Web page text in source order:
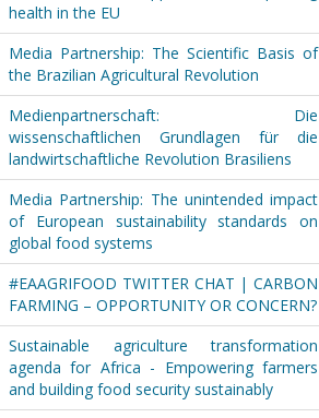
health in the EU
Media Partnership: The Scientific Basis of
the Brazilian Agricultural Revolution
Medienpartnerschaft: Die
wissenschaftlichen Grundlagen für die
landwirtschaftliche Revolution Brasiliens
Media Partnership: The unintended impact
of European sustainability standards on
global food systems
#EAAGRIFOOD TWITTER CHAT | CARBON
FARMING – OPPORTUNITY OR CONCERN?
Sustainable agriculture transformation
agenda for Africa - Empowering farmers
and building food security sustainably